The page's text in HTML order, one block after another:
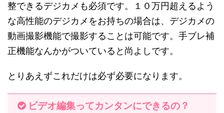
整できるデジカメも必須です。１０万円超えるよう
な高性能のデジカメをお持ちの場合は、デジカメの
動画撮影機能で撮影することは可能です。手ブレ補
正機能なんかがついていると尚よしです。
とりあえずこれだけは必ず必要になります。
ビデオ編集ってカンタンにできるの？